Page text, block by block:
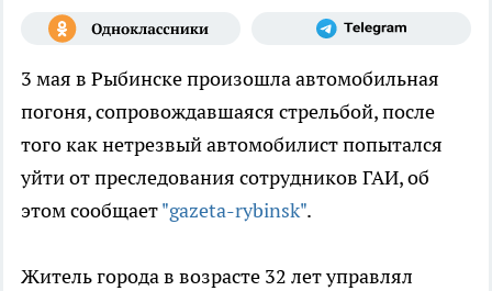
3 мая в Рыбинске произошла автомобильная
погоня, сопровождавшаяся стрельбой, после
того как нетрезвый автомобилист попытался
уйти от преследования сотрудников ГАИ, об
этом сообщает"gazeta-rybinsk".
Житель города в возрасте 32 лет управлял